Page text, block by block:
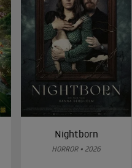
Nightborn
HORROR • 2026